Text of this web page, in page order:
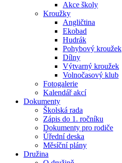
Akce školy
Kroužky
Angličtina
Ekobad
Hudrák
Pohybový kroužek
Dílny
Výtvarný kroužek
Volnočasový klub
Fotogalerie
Kalendář akcí
Dokumenty
Školská rada
Zápis do 1. ročníku
Dokumenty pro rodiče
Úřední deska
Měsíční plány
Družina